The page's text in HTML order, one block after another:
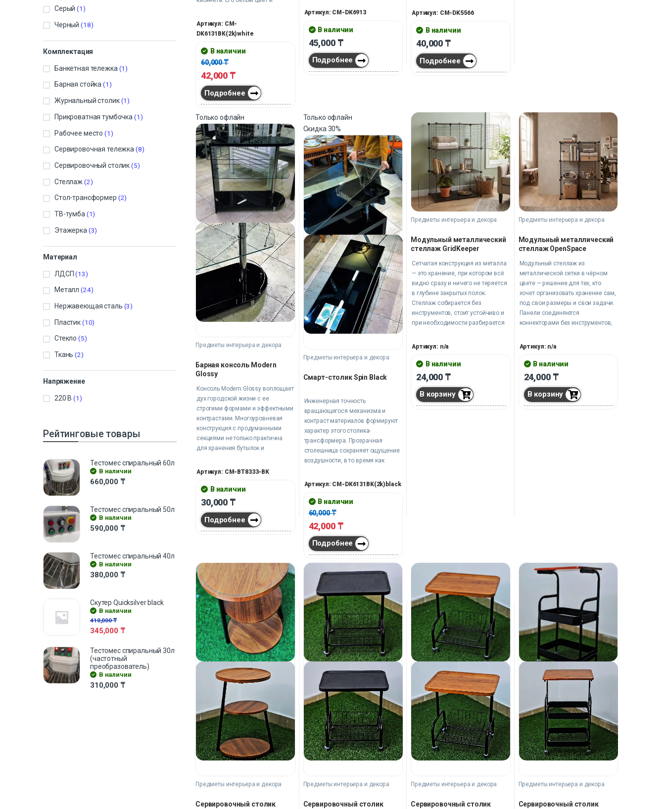
пространство ощущение легкости
и технологичной продуманности.
градусов и три уровня для
хранения трансформируют его из
активного участника вашего
комфортного
времяпрепровождения.
Артикул: CM-
DK6131BK(2k)white
В наличии
60,000₸
42,000 ₸
Подробнее
сценарии. Он становится не
жизни, сочетая удобство и
эстетическую цельность каждой
детали.
Артикул: CM-DK6913
В наличии
45,000 ₸
Подробнее
отсеки помогают держать под
серый цвет подчёркивает
индустриальный характер и не
отвлекает от задач.
Артикул: CM-DK5566
В наличии
40,000 ₸
Подробнее
Только офлайн
Предметы интерьера и декора
Барная консоль Modern
Glossy
Консоль Modern Glossy воплощает
дух городской жизни с ее
строгими формами и эффектными
контрастами. Многоуровневая
конструкция с продуманными
секциями не только практична
для хранения бутылок и
визуальной доминантой
превращает уголок для аперитива
в законченную стилистическую
композицию, где ценятся порядок
и визуальная глубина.
Артикул: CM-BT8333-BK
В наличии
30,000 ₸
Подробнее
Только офлайн
Скидка30%
Предметы интерьера и декора
Смарт-столик Spin Black
Инженерная точность
вращающегося механизма и
контраст материалов формируют
характер этого столика-
трансформера. Прозрачная
столешница сохраняет ощущение
воздушности, в то время как
композиции графическую
строгость и вместительность. Он
служит идеальным решением для
организации пространства в
многофункциональность,
выраженная через чистоту линий
и форм.
Артикул: CM-DK6131BK(2k)black
В наличии
60,000₸
42,000 ₸
Подробнее
Предметы интерьера и декора
Модульный металлический
стеллаж GridKeeper
Сетчатая конструкция из металла
— это хранение, при котором всё
видно сразу и ничего не теряется
в глубине закрытых полок.
Стеллаж собирается без
инструментов, стоит устойчиво и
при необходимости разбирается
склада и любого пространства,
где важен порядок.
Артикул: n/a
В наличии
24,000 ₸
В корзину
Предметы интерьера и декора
Модульный металлический
стеллаж OpenSpace
Модульный стеллаж из
металлической сетки в чёрном
цвете — решение для тех, кто
хочет организовать хранение сам,
под свои размеры и свои задачи.
Панели соединяются
коннекторами без инструментов,
Гардеробная, прихожая,
кладовка, торговый зал —
конструкция адаптируется под
любое из этих мест.
Артикул: n/a
В наличии
24,000 ₸
В корзину
Предметы интерьера и декора
Сервировочный столик
Предметы интерьера и декора
Сервировочный столик
Предметы интерьера и декора
Сервировочный столик
Предметы интерьера и декора
Сервировочный столик
Серый (1)
Черный (18)
Комплектация
Банкетная тележка (1)
Барная стойка (1)
Журнальный столик (1)
Прикроватная тумбочка (1)
Рабочее место (1)
Сервировочная тележка (8)
Сервировочный столик (5)
Стеллаж (2)
Стол-трансформер (2)
ТВ-тумба (1)
Этажерка (3)
Материал
ЛДСП (13)
Металл (24)
Нержавеющая сталь (3)
Пластик (10)
Стекло (5)
Ткань (2)
Напряжение
220 В (1)
Рейтинговые товары
Тестомес спиральный 60л
В наличии
660,000 ₸
Тестомес спиральный 50л
В наличии
590,000 ₸
Тестомес спиральный 40л
В наличии
380,000 ₸
Скутер Quicksilver black
В наличии
410,000₸
345,000 ₸
Тестомес спиральный 30л
(частотный
преобразователь)
В наличии
310,000 ₸